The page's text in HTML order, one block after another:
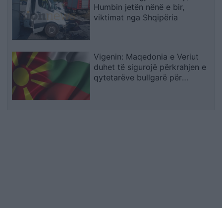
Humbin jetën nënë e bir,
viktimat nga Shqipëria
Vigenin: Maqedonia e Veriut
duhet të sigurojë përkrahjen e
qytetarëve bullgarë për